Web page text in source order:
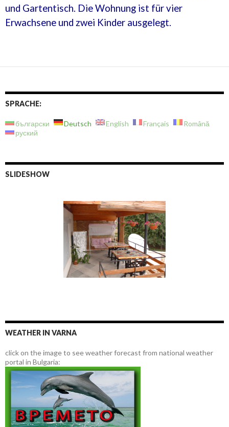
und Gartentisch. Die Wohnung ist für vier
Erwachsene und zwei Kinder ausgelegt.
SPRACHE:
български Deutsch English Français
Română
руский
SLIDESHOW
WEATHER IN VARNA
click on the image to see weather forecast from national weather
portal in Bulgaria: